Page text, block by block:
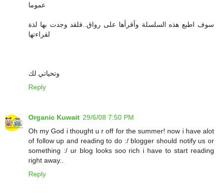
عموما
سوف اطبع هذه السلسلة وأقرأها على رواق..فلقد وجدت بها لذة
لقراءتها
وتحياتي لك
Reply
Organic Kuwait 29/6/08 7:50 PM
Oh my God i thought u r off for the summer! now i have alot
of follow up and reading to do :/ blogger should notify us or
something :/ ur blog looks soo rich i have to start reading
right away..
Reply